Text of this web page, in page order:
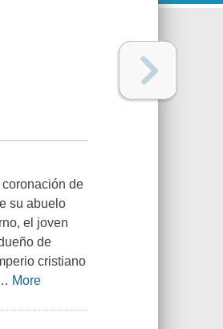
de
su abuelo
el joven
de
cristiano
More